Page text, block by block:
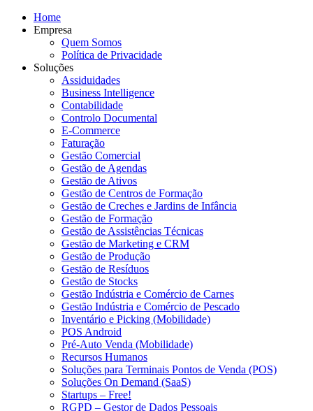
Home
Empresa
Quem Somos
Política de Privacidade
Soluções
Assiduidades
Business Intelligence
Contabilidade
Controlo Documental
E-Commerce
Faturação
Gestão Comercial
Gestão de Agendas
Gestão de Ativos
Gestão de Centros de Formação
Gestão de Creches e Jardins de Infância
Gestão de Formação
Gestão de Assistências Técnicas
Gestão de Marketing e CRM
Gestão de Produção
Gestão de Resíduos
Gestão de Stocks
Gestão Indústria e Comércio de Carnes
Gestão Indústria e Comércio de Pescado
Inventário e Picking (Mobilidade)
POS Android
Pré-Auto Venda (Mobilidade)
Recursos Humanos
Soluções para Terminais Pontos de Venda (POS)
Soluções On Demand (SaaS)
Startups – Free!
RGPD – Gestor de Dados Pessoais